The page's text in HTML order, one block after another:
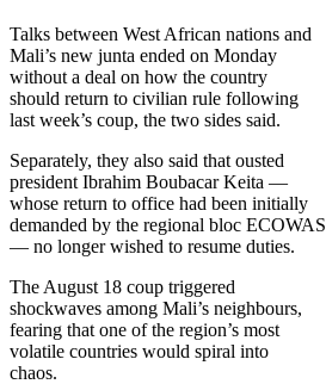
Talks between West African nations and
Mali’s new junta ended on Monday
without a deal on how the country
should return to civilian rule following
last week’s coup, the two sides said.
Separately, they also said that ousted
president Ibrahim Boubacar Keita —
whose return to office had been initially
demanded by the regional bloc ECOWAS
— no longer wished to resume duties.
The August 18 coup triggered
shockwaves among Mali’s neighbours,
fearing that one of the region’s most
volatile countries would spiral into
chaos.